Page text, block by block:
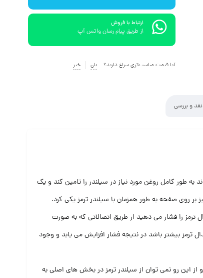
ارتباط با فروش
از طریق پیام رسان واتس آپ
آیا قیمت مناسب‌تری سراغ دارید؟ بلی خیر
نقد و بررسی
به طور کامل روغن مورد نیاز در سیلندر را تامین کند و یک
بر روی صفحه به طور همزمان با سیلندر ترمز یکی کرد.
ترمز را فشار می دهید ار طریق اتصالاتی که به صورت
ترمز بیشتر باشد در نتیجه فشار افزایش می یابد و وجود
این رو نمی توان از سیلندر ترمز در بخش های اصلی به